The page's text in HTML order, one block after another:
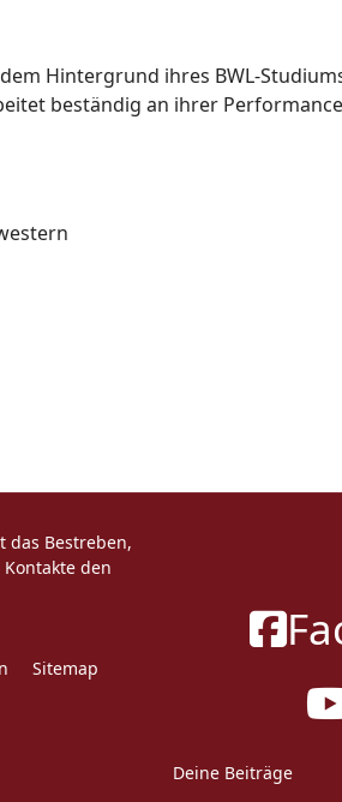
Hintergrund ihres BWL-
beständig an ihrer
das Bestreben,
den
Sitemap
Deine Beiträge